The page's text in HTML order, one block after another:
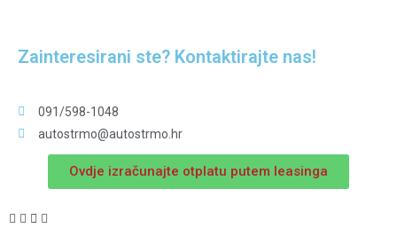
Zainteresirani ste? Kontaktirajte nas!
091/598-1048
autostrmo@autostrmo.hr
Ovdje izračunajte otplatu putem leasinga